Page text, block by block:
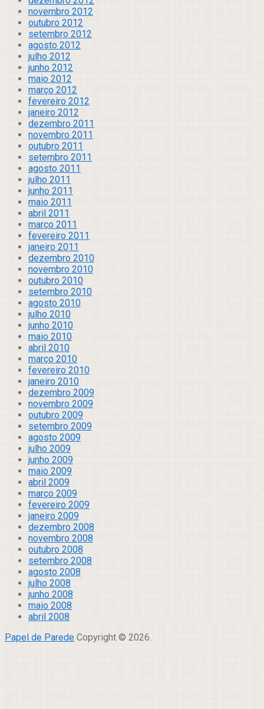
novembro 2012
outubro 2012
setembro 2012
agosto 2012
julho 2012
junho 2012
maio 2012
março 2012
fevereiro 2012
janeiro 2012
dezembro 2011
novembro 2011
outubro 2011
setembro 2011
agosto 2011
julho 2011
junho 2011
maio 2011
abril 2011
março 2011
fevereiro 2011
janeiro 2011
dezembro 2010
novembro 2010
outubro 2010
setembro 2010
agosto 2010
julho 2010
junho 2010
maio 2010
abril 2010
março 2010
fevereiro 2010
janeiro 2010
dezembro 2009
novembro 2009
outubro 2009
setembro 2009
agosto 2009
julho 2009
junho 2009
maio 2009
abril 2009
março 2009
fevereiro 2009
janeiro 2009
dezembro 2008
novembro 2008
outubro 2008
setembro 2008
agosto 2008
julho 2008
junho 2008
maio 2008
abril 2008
Papel de Parede Copyright © 2026.